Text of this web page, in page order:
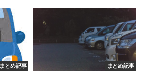
まとめ記事 まとめ記事